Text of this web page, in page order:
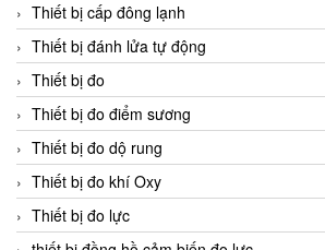
Thiết bị cấp đông lạnh
Thiết bị đánh lửa tự động
Thiết bị đo
Thiết bị đo điểm sương
Thiết bị đo dộ rung
Thiết bị đo khí Oxy
Thiết bị đo lực